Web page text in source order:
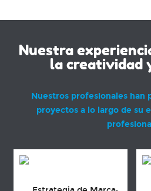
Nuestra
la creatividad
Nuestros profesionales han
proyectos a lo largo de su